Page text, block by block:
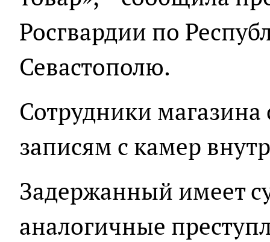
Росгвардии по
Севастополю.
Сотрудники магазина
записям с камер
Задержанный имеет
аналогичные